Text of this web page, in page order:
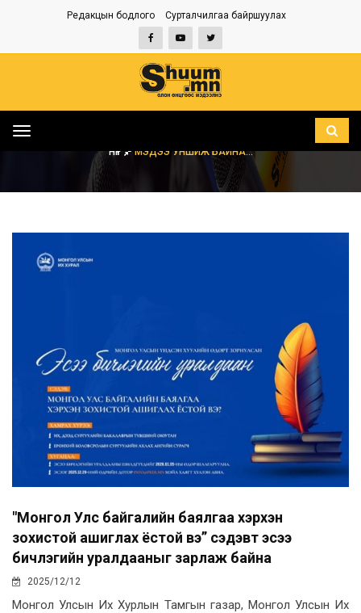
Редакцын бодлого Сурталчилгаа байршуулах
Toggle
НҮҮР МЭДЭЭ УНШИЖ БАЙНА...
"Монгол Улс байгалийн баялгаа хэрхэн
зохистой ашиглах ёстой вэ” сэдэвт эсээ
бичлэгийн уралдааныг зарлаж байна
2025/12/12
Монгол Улсын Их Хурлын Тамгын газар, Монгол Улсын Их